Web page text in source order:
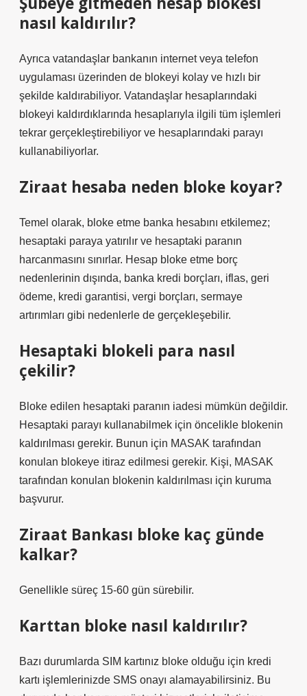
nasıl kaldırılır?
Ayrıca vatandaşlar bankanın internet veya telefon
uygulaması üzerinden de blokeyi kolay ve hızlı bir
şekilde kaldırabiliyor. Vatandaşlar hesaplarındaki
blokeyi kaldırdıklarında hesaplarıyla ilgili tüm işlemleri
tekrar gerçekleştirebiliyor ve hesaplarındaki parayı
kullanabiliyorlar.
Ziraat hesaba neden bloke koyar?
Temel olarak, bloke etme banka hesabını etkilemez;
hesaptaki paraya yatırılır ve hesaptaki paranın
harcanmasını sınırlar. Hesap bloke etme borç
nedenlerinin dışında, banka kredi borçları, iflas, geri
ödeme, kredi garantisi, vergi borçları, sermaye
artırımları gibi nedenlerle de gerçekleşebilir.
Hesaptaki blokeli para nasıl
çekilir?
Bloke edilen hesaptaki paranın iadesi mümkün değildir.
Hesaptaki parayı kullanabilmek için öncelikle blokenin
kaldırılması gerekir. Bunun için MASAK tarafından
konulan blokeye itiraz edilmesi gerekir. Kişi, MASAK
tarafından konulan blokenin kaldırılması için kuruma
başvurur.
Ziraat Bankası bloke kaç günde
kalkar?
Genellikle süreç 15-60 gün sürebilir.
Karttan bloke nasıl kaldırılır?
Bazı durumlarda SIM kartınız bloke olduğu için kredi
kartı işlemlerinizde SMS onayı alamayabilirsiniz. Bu